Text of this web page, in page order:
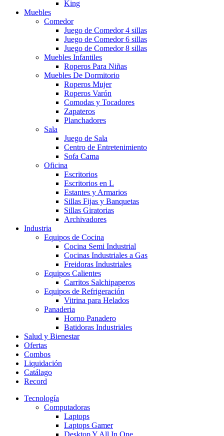
King
Muebles
Comedor
Juego de Comedor 4 sillas
Juego de Comedor 6 sillas
Juego de Comedor 8 sillas
Muebles Infantiles
Roperos Para Niñas
Muebles De Dormitorio
Roperos Mujer
Roperos Varón
Comodas y Tocadores
Zapateros
Planchadores
Sala
Juego de Sala
Centro de Entretenimiento
Sofa Cama
Oficina
Escritorios
Escritorios en L
Estantes y Armarios
Sillas Fijas y Banquetas
Sillas Giratorias
Archivadores
Industria
Equipos de Cocina
Cocina Semi Industrial
Cocinas Industriales a Gas
Freidoras Industriales
Equipos Calientes
Carritos Salchipaperos
Equipos de Refrigeración
Vitrina para Helados
Panaderia
Horno Panadero
Batidoras Industriales
Salud y Bienestar
Ofertas
Combos
Liquidación
Catálago
Record
Tecnología
Computadoras
Laptops
Laptops Gamer